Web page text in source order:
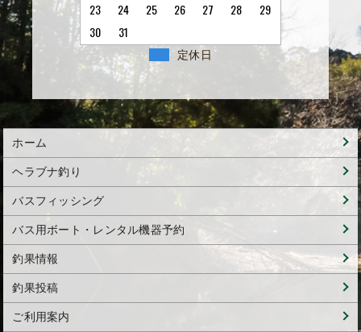
23
24 25 26 27 28
29
30
31
定休日
ホーム
ヘラブナ釣り
バスフィッシング
バス用ボート・レンタル機器予約
釣果情報
釣果投稿
ご利用案内